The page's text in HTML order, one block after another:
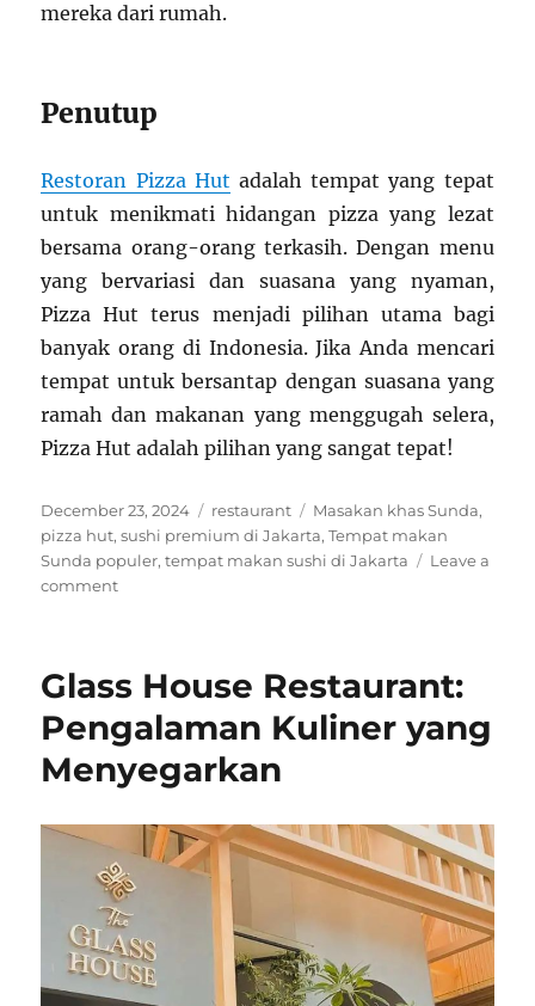
mereka dari rumah.
Penutup
Restoran Pizza Hut adalah tempat yang tepat
untuk menikmati hidangan pizza yang lezat
bersama orang-orang terkasih. Dengan menu
yang bervariasi dan suasana yang nyaman,
Pizza Hut terus menjadi pilihan utama bagi
banyak orang di Indonesia. Jika Anda mencari
tempat untuk bersantap dengan suasana yang
ramah dan makanan yang menggugah selera,
Pizza Hut adalah pilihan yang sangat tepat!
Posted
on
December 23, 2024 Categories
restaurant Tags
Masakan khas Sunda,
pizza hut,sushi premium di Jakarta,Tempat makan
Sunda populer,tempat makan sushi di Jakarta
Leave a
commenton
Pilihan
Favorit
untuk
Penggemar
Pizza
Glass House Restaurant:
Pengalaman Kuliner yang
Menyegarkan